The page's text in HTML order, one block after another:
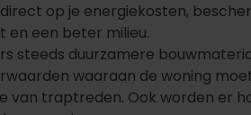
op je energiekosten,
en een beter milieu.
steeds duurzamere
waaraan de woning
traptreden. Ook worden er